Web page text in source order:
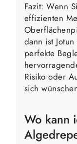
Fazit: Wenn
effizienten
dann ist
perfekte
Risiko oder
sich
Wo kann